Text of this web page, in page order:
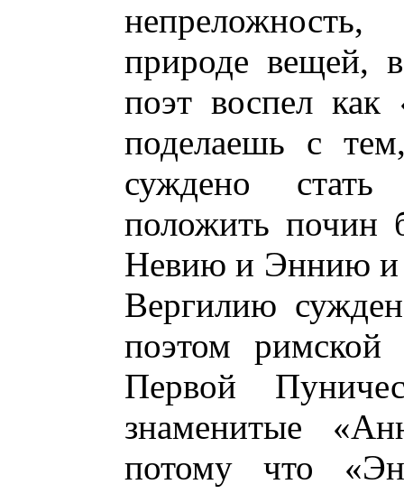
природе вещей,
поэт воспел
поделаешь с
суждено
положить почин
Невию и Эннию и
Вергилию
поэтом
Первой
знаменитые
потому что